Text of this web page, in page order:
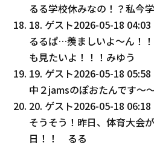
るる学校休みなの！？私
18. ゲスト2026-05-18 04:03
るるぱ…羨ましいよ〜ん！
も見たいよ！！！みゆう
19. ゲスト2026-05-18 05:58
中２jamsのぽおたんです〜
20. ゲスト2026-05-18 06:18
そうそう！昨日、体育大会
日！！ るる